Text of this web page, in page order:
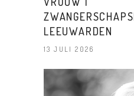
LEEUWARDEN
13 JULI 2026